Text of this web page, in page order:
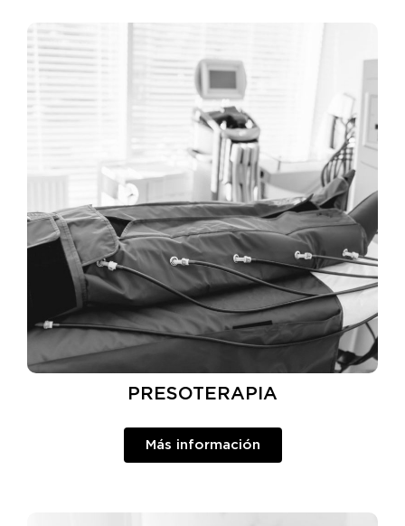
PRESOTERAPIA
Más información